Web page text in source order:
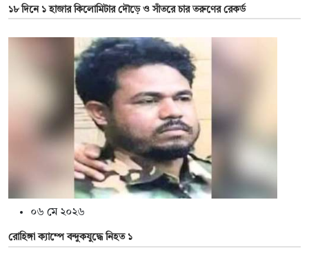
১৮ দিনে ১ হাজার কিলোমিটার দৌড়ে ও সাঁতরে চার তরুণের রেকর্ড
০৬ মে ২০২৬
রোহিঙ্গা ক্যাম্পে বন্দুকযুদ্ধে নিহত ১